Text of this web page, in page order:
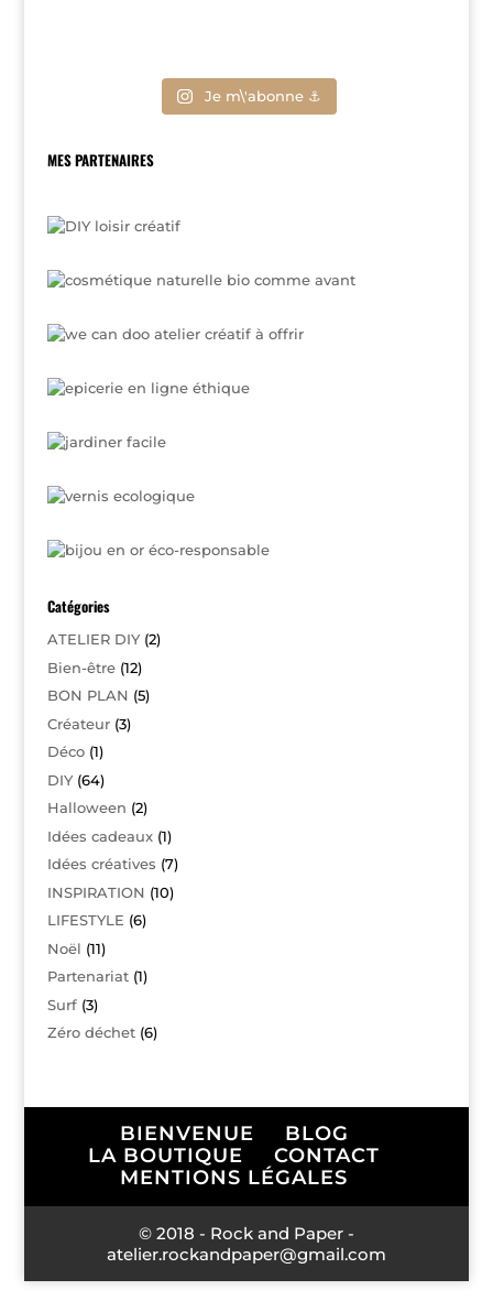
Je m\'abonne ⚓
MES PARTENAIRES
Catégories
ATELIER DIY(2)
Bien-être(12)
BON PLAN (5)
Créateur(3)
Déco(1)
DIY(64)
Halloween (2)
Idées cadeaux(1)
Idées créatives (7)
INSPIRATION (10)
LIFESTYLE (6)
Noël (11)
Partenariat(1)
Surf(3)
Zéro déchet(6)
BIENVENUE
BLOG
LA BOUTIQUE
CONTACT
MENTIONS LÉGALES
© 2018 - Rock and Paper -
atelier.rockandpaper@gmail.com